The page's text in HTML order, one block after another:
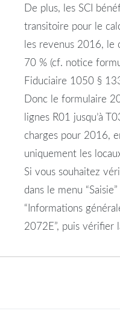
De plus, les SCI
transitoire pour le
les revenus 2016,
70 % (cf. notice
Fiduciaire 1050 §
Donc le formulaire
lignes R01 jusqu’à
charges pour 2016,
uniquement les
Si vous souhaitez
dans le menu
“Informations
2072E”, puis vérifier